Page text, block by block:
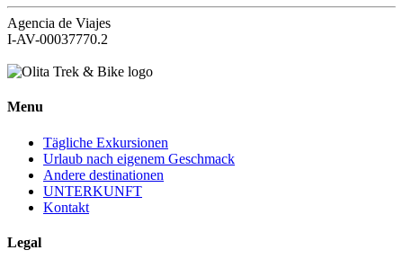
Agencia de Viajes
I-AV-00037770.2
Menu
Tägliche Exkursionen
Urlaub nach eigenem Geschmack
Andere destinationen
UNTERKUNFT
Kontakt
Legal